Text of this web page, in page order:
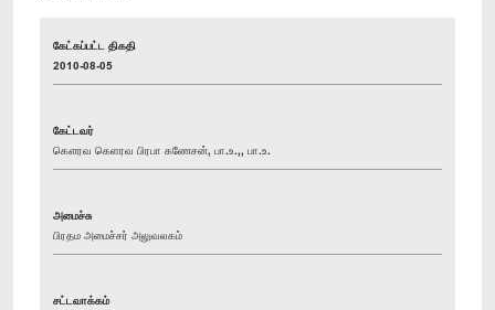
கேட்கப்பட்ட திகதி
2010-08-05
கேட்டவர்
கௌரவ கெளரவ பிரபா கணேசன், பா.உ.,, பா.உ.
அமைச்சு
பிரதம அமைச்சர் அலுவலகம்
சட்டவாக்கம்